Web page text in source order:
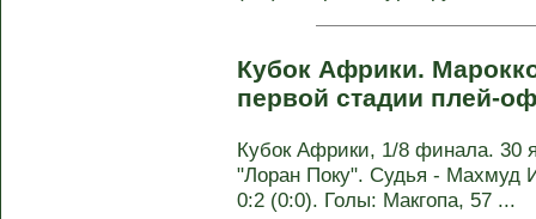
Кубок Африки.
первой стадии плей-
Кубок Африки, 1/8 финала. 30
"Лоран Поку". Судья -
0:2 (0:0). Голы: Макгопа, 57 ...